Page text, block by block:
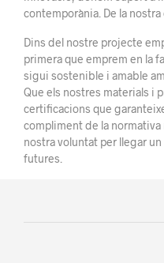
contemporània. De la
Dins del nostre projecte
primera que emprem en la
sigui sostenible i amable
Que els nostres materials i
certificacions que
compliment de la normativa
nostra voluntat per llegar
futures.